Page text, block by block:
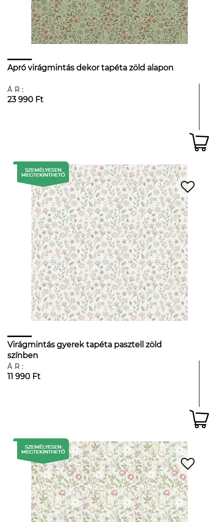
Apró virágmintás dekor tapéta zöld alapon
ÁR:
23 990 Ft
Virágmintás gyerek tapéta pasztell zöld
színben
ÁR:
11 990 Ft